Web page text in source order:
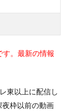
。最新の情報
東以上に配信し
枠以前の動画